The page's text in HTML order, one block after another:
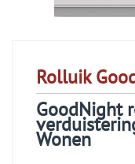
Rolluik
GoodNight
Wonen